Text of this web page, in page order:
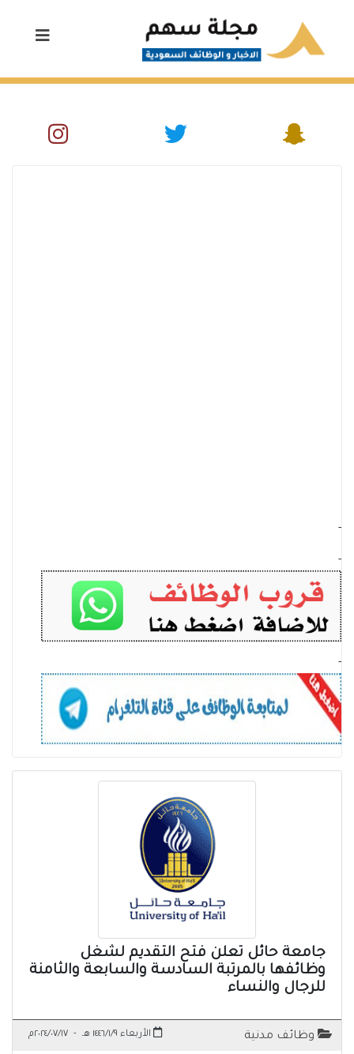
-
-
-
جامعة حائل تعلن فتح التقديم لشغل
وظائفها بالمرتبة السادسة والسابعة والثامنة
للرجال والنساء
وظائف مدنية الأربعاء ١٤٤٦/١/٩ هـ - ٢٠٢٤/٠٧/١٧م